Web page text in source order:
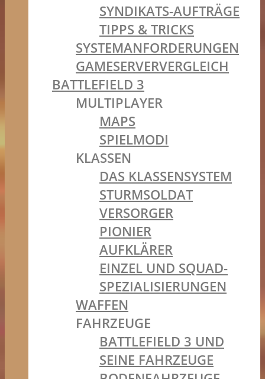
SYNDIKATS-AUFTRÄGE
TIPPS & TRICKS
SYSTEMANFORDERUNGEN
GAMESERVERVERGLEICH
BATTLEFIELD 3
MULTIPLAYER
MAPS
SPIELMODI
KLASSEN
DAS KLASSENSYSTEM
STURMSOLDAT
VERSORGER
PIONIER
AUFKLÄRER
EINZEL UND SQUAD-
SPEZIALISIERUNGEN
WAFFEN
FAHRZEUGE
BATTLEFIELD 3 UND
SEINE FAHRZEUGE